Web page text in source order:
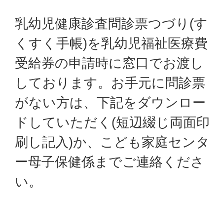
乳幼児健康診査問診票つづり(す
くすく手帳)を乳幼児福祉医療費
受給券の申請時に窓口でお渡し
しております。お手元に問診票
がない方は、下記をダウンロー
ドしていただく(短辺綴じ両面印
刷し記入)か、こども家庭センタ
ー母子保健係までご連絡くださ
い。